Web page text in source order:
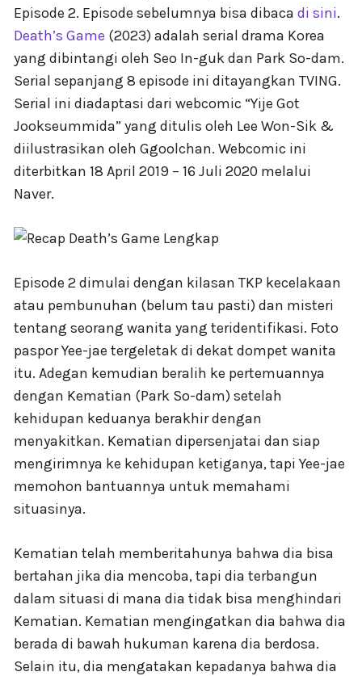
Episode 2. Episode sebelumnya bisa dibaca di sini.
Death’s Game (2023) adalah serial drama Korea
yang dibintangi oleh Seo In-guk dan Park So-dam.
Serial sepanjang 8 episode ini ditayangkan TVING.
Serial ini diadaptasi dari webcomic “Yije Got
Jookseummida” yang ditulis oleh Lee Won-Sik &
diilustrasikan oleh Ggoolchan. Webcomic ini
diterbitkan 18 April 2019 – 16 Juli 2020 melalui
Naver.
Episode 2 dimulai dengan kilasan TKP kecelakaan
atau pembunuhan (belum tau pasti) dan misteri
tentang seorang wanita yang teridentifikasi. Foto
paspor Yee-jae tergeletak di dekat dompet wanita
itu. Adegan kemudian beralih ke pertemuannya
dengan Kematian (Park So-dam) setelah
kehidupan keduanya berakhir dengan
menyakitkan. Kematian dipersenjatai dan siap
mengirimnya ke kehidupan ketiganya, tapi Yee-jae
memohon bantuannya untuk memahami
situasinya.
Kematian telah memberitahunya bahwa dia bisa
bertahan jika dia mencoba, tapi dia terbangun
dalam situasi di mana dia tidak bisa menghindari
Kematian. Kematian mengingatkan dia bahwa dia
berada di bawah hukuman karena dia berdosa.
Selain itu, dia mengatakan kepadanya bahwa dia